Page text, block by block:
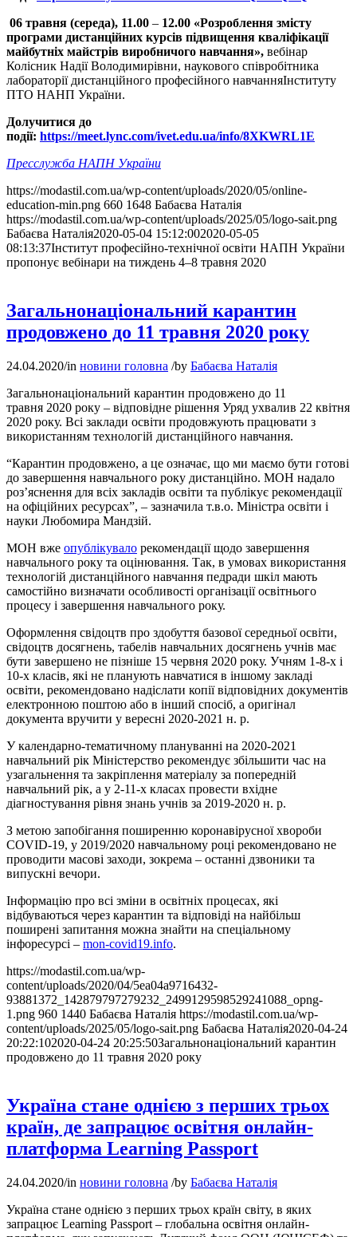
06 травня (середа), 11.00 – 12.00 «Розроблення змісту
програми дистанційних курсів підвищення кваліфікації
майбутніх майстрів виробничого навчання», вебінар
Колісник Надії Володимирівни, наукового співробітника
лабораторії дистанційного професійного навчанняІнституту
ПТО НАНП України.
Долучитися до
події: https://meet.lync.com/ivet.edu.ua/info/8XKWRL1E
Пресслужба НАПН України
https://modastil.com.ua/wp-content/uploads/2020/05/online-
education-min.png 660 1648 Бабаєва Наталія
https://modastil.com.ua/wp-content/uploads/2025/05/logo-sait.png
Бабаєва Наталія2020-05-04 15:12:002020-05-05
08:13:37Інститут професійно-технічної освіти НАПН України
пропонує вебінари на тиждень 4–8 травня 2020
Загальнонаціональний карантин
продовжено до 11 травня 2020 року
24.04.2020/in новини головна /by Бабаєва Наталія
Загальнонаціональний карантин продовжено до 11
травня 2020 року – відповідне рішення Уряд ухвалив 22 квітня
2020 року. Всі заклади освіти продовжують працювати з
використанням технологій дистанційного навчання.
“Карантин продовжено, а це означає, що ми маємо бути готові
до завершення навчального року дистанційно. МОН надало
роз’яснення для всіх закладів освіти та публікує рекомендації
на офіційних ресурсах”, – зазначила т.в.о. Міністра освіти і
науки Любомира Мандзій.
МОН вже опублікувало рекомендації щодо завершення
навчального року та оцінювання. Так, в умовах використання
технологій дистанційного навчання педради шкіл мають
самостійно визначати особливості організації освітнього
процесу і завершення навчального року.
Оформлення свідоцтв про здобуття базової середньої освіти,
свідоцтв досягнень, табелів навчальних досягнень учнів має
бути завершено не пізніше 15 червня 2020 року. Учням 1-8-х і
10-х класів, які не планують навчатися в іншому закладі
освіти, рекомендовано надіслати копії відповідних документів
електронною поштою або в інший спосіб, а оригінал
документа вручити у вересні 2020-2021 н. р.
У календарно-тематичному плануванні на 2020-2021
навчальний рік Міністерство рекомендує збільшити час на
узагальнення та закріплення матеріалу за попередній
навчальний рік, а у 2-11-х класах провести вхідне
діагностування рівня знань учнів за 2019-2020 н. р.
З метою запобігання поширенню коронавірусної хвороби
COVID-19, у 2019/2020 навчальному році рекомендовано не
проводити масові заходи, зокрема – останні дзвоники та
випускні вечори.
Інформацію про всі зміни в освітніх процесах, які
відбуваються через карантин та відповіді на найбільш
поширені запитання можна знайти на спеціальному
інфоресурсі – mon-covid19.info.
https://modastil.com.ua/wp-
content/uploads/2020/04/5ea04a9716432-
93881372_142879797279232_2499129598529241088_opng-
1.png 960 1440 Бабаєва Наталія https://modastil.com.ua/wp-
content/uploads/2025/05/logo-sait.png Бабаєва Наталія2020-04-24
20:22:102020-04-24 20:25:50Загальнонаціональний карантин
продовжено до 11 травня 2020 року
Україна стане однією з перших трьох
країн, де запрацює освітня онлайн-
платформа Learning Passport
24.04.2020/in новини головна /by Бабаєва Наталія
Україна стане однією з перших трьох країн світу, в яких
запрацює Learning Passport – глобальна освітня онлайн-